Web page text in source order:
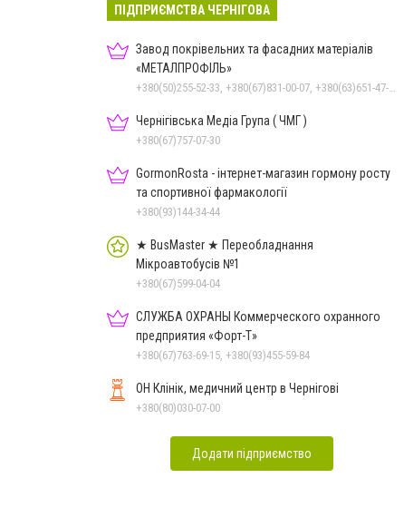
ПІДПРИЄМСТВА ЧЕРНІГОВА
Завод покрівельних та фасадних матеріалів
«МЕТАЛПРОФІЛЬ»
Чернігівська Медіа Група ( ЧМГ )
+380(67)757-07-30
GormonRosta - інтернет-магазин гормону росту
та спортивної фармакології
+380(93)144-34-44
★ BusMaster ★ Переобладнання
Мікроавтобусів №1
+380(67)599-04-04
СЛУЖБА ОХРАНЫ Коммерческого охранного
предприятия «Форт-Т»
+380(67)763-69-15, +380(93)455-59-84
ОН Клінік, медичний центр в Чернігові
+380(80)030-07-00
Додати підприємство